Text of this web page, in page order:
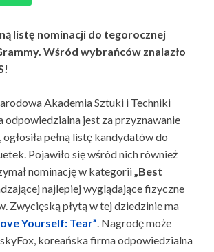
listę nominacji do tegorocznej
Wśród wybrańców znalazło
Akademia Sztuki i Techniki
odpowiedzialna jest za przyznawanie
pełną listę kandydatów do
Pojawiło się wśród nich również
nominację w kategorii„Best
najlepiej wyglądające fizyczne
Zwycięską płytą w tej dziedzinie ma
Yourself: Tear”. Nagrodę może
koreańska firma odpowiedzialna